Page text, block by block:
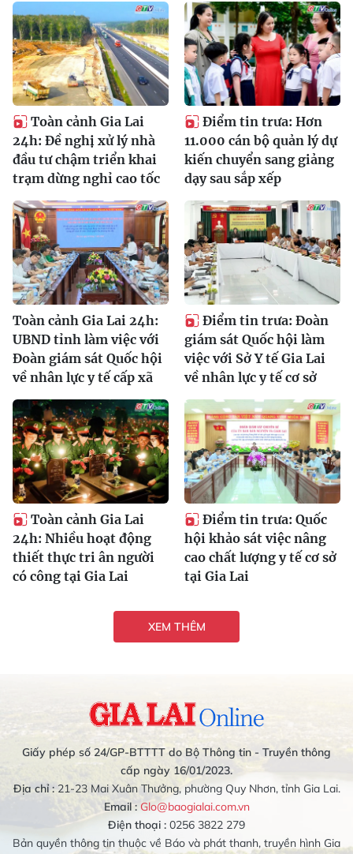
Toàn cảnh Gia Lai
24h: Đề nghị xử lý nhà
đầu tư chậm triển khai
trạm dừng nghỉ cao tốc
Điểm tin trưa: Hơn
11.000 cán bộ quản lý dự
kiến chuyển sang giảng
dạy sau sắp xếp
Toàn cảnh Gia Lai 24h:
UBND tỉnh làm việc với
Đoàn giám sát Quốc hội
về nhân lực y tế cấp xã
Điểm tin trưa: Đoàn
giám sát Quốc hội làm
việc với Sở Y tế Gia Lai
về nhân lực y tế cơ sở
Toàn cảnh Gia Lai
24h: Nhiều hoạt động
thiết thực tri ân người
có công tại Gia Lai
Điểm tin trưa: Quốc
hội khảo sát việc nâng
cao chất lượng y tế cơ sở
tại Gia Lai
XEM THÊM
Giấy phép số 24/GP-BTTTT do Bộ Thông tin - Truyền thông
cấp ngày 16/01/2023.
Địa chỉ :21-23 Mai Xuân Thưởng, phường Quy Nhơn, tỉnh Gia Lai.
Email : Glo@baogialai.com.vn
Điện thoại : 0256 3822 279
Bản quyền thông tin thuộc về Báo và phát thanh, truyền hình Gia